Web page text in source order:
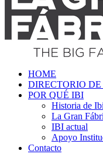
HOME
DIRECTORIO DE
POR QUÉ IBI
Historia de Ibi
La Gran
IBI actual
Apoyo
Contacto